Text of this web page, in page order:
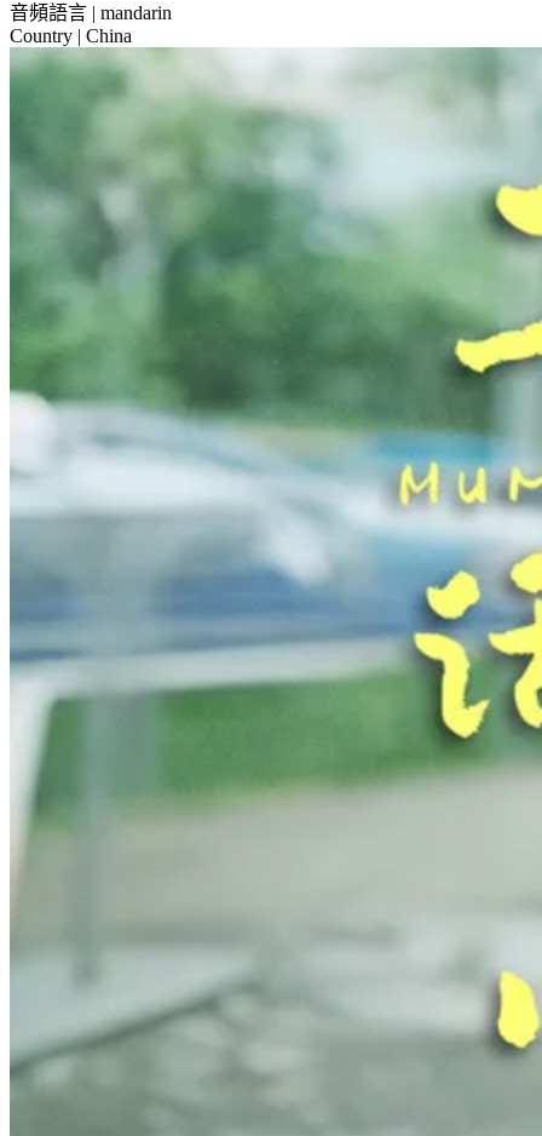
音頻語言 | mandarin
Country | China